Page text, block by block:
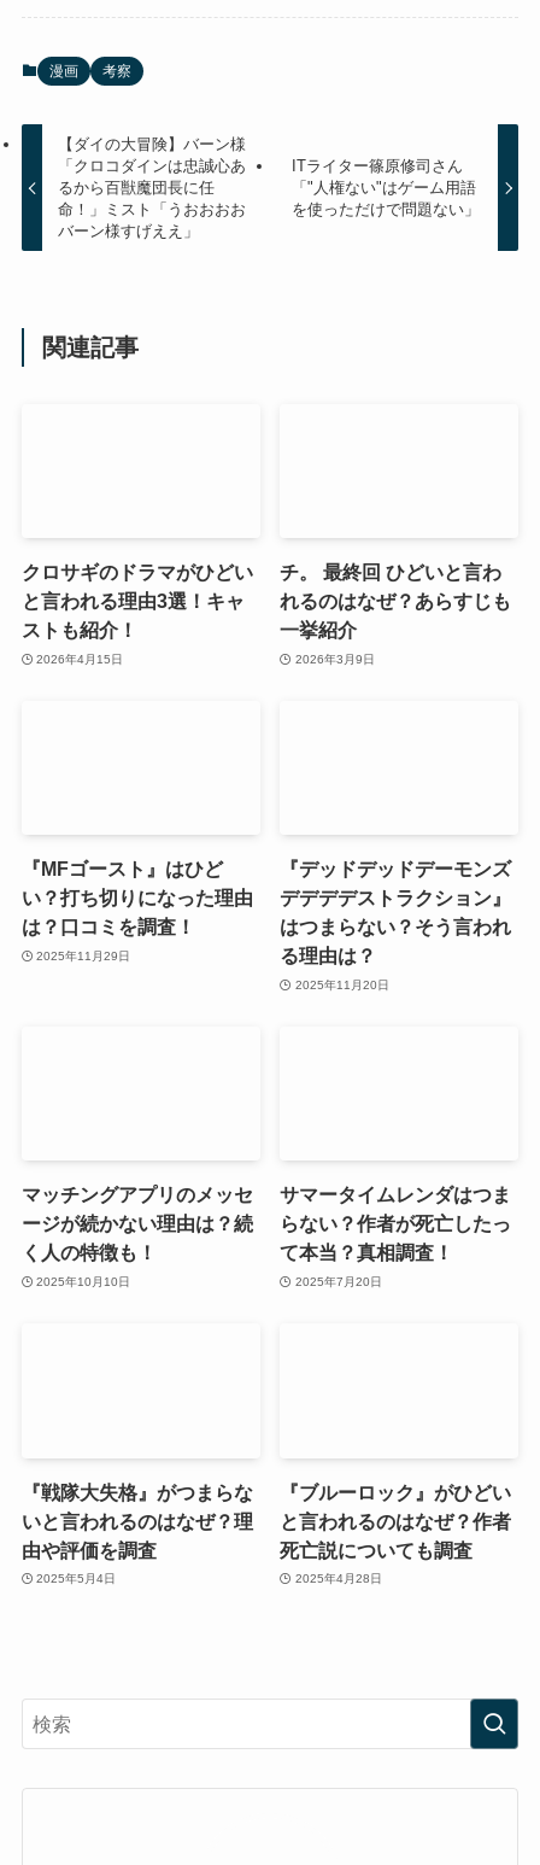
漫画 考察
【ダイの大冒険】バーン様
「クロコダインは忠誠心あ
るから百獣魔団長に任
命！」ミスト「うおおおお
バーン様すげええ」
ITライター篠原修司さん
「"人権ない"はゲーム用語
を使っただけで問題ない」
関連記事
クロサギのドラマがひどい
と言われる理由3選！キャ
ストも紹介！
2026年4月15日
チ。 最終回 ひどいと言わ
れるのはなぜ？あらすじも
一挙紹介
2026年3月9日
『MFゴースト』はひど
い？打ち切りになった理由
は？口コミを調査！
2025年11月29日
『デッドデッドデーモンズ
デデデデストラクション』
はつまらない？そう言われ
る理由は？
2025年11月20日
マッチングアプリのメッセ
ージが続かない理由は？続
く人の特徴も！
2025年10月10日
サマータイムレンダはつま
らない？作者が死亡したっ
て本当？真相調査！
2025年7月20日
『戦隊大失格』がつまらな
いと言われるのはなぜ？理
由や評価を調査
2025年5月4日
『ブルーロック』がひどい
と言われるのはなぜ？作者
死亡説についても調査
2025年4月28日